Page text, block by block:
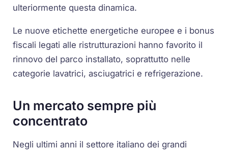
ulteriormente questa dinamica.
Le nuove etichette energetiche europee e i bonus
fiscali legati alle ristrutturazioni hanno favorito il
rinnovo del parco installato, soprattutto nelle
categorie lavatrici, asciugatrici e refrigerazione.
Un mercato sempre più
concentrato
Negli ultimi anni il settore italiano dei grandi